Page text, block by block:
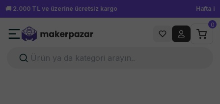
Hafta içi 15.00'a kadar verilen siparişler aynı gün kargoda!
0